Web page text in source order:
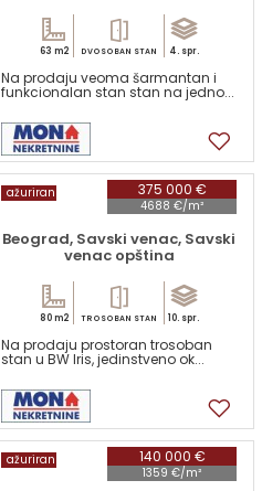
63 m2 DVOSOBAN STAN 4. spr.
Na prodaju veoma šarmantan i
funkcionalan stan stan na jedno...
375 000 €
4688 €/m²
ažuriran
Beograd, Savski venac, Savski
venac opština
80 m2 TROSOBAN STAN 10. spr.
Na prodaju prostoran trosoban
stan u BW Iris, jedinstveno ok...
140 000 €
1359 €/m²
ažuriran